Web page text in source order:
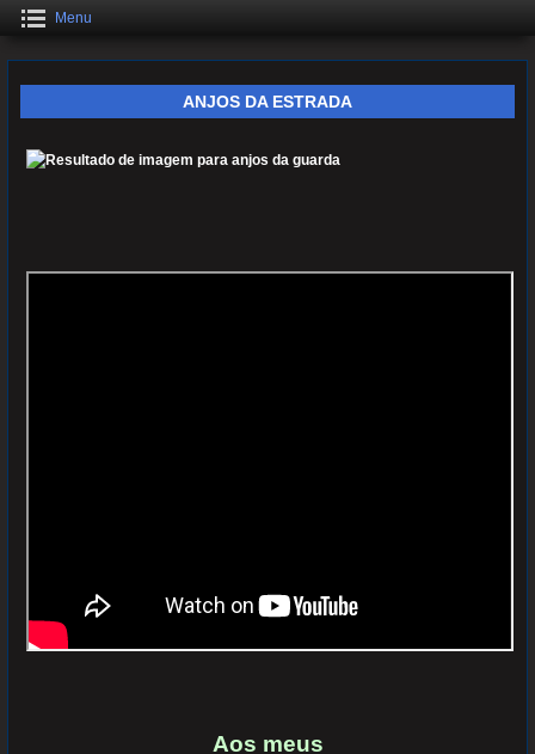
Menu
ANJOS DA ESTRADA
Aos meus